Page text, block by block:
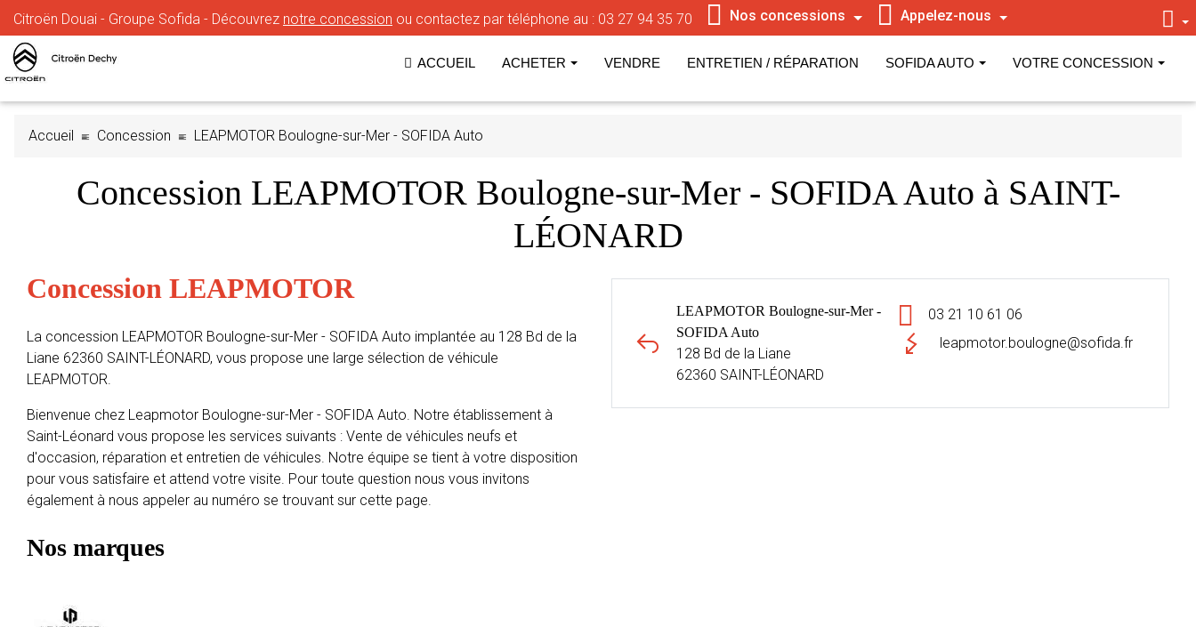
Citroën Douai - Groupe Sofida - Découvrez notre concession ou contactez par téléphone au : 03 27 94 35 70 Nos concessions Appelez-nous
ACCUEIL ACHETER VENDRE ENTRETIEN / RÉPARATION SOFIDA AUTO VOTRE CONCESSION
Accueil Concession LEAPMOTOR Boulogne-sur-Mer - SOFIDA Auto
Concession LEAPMOTOR Boulogne-sur-Mer - SOFIDA Auto à SAINT-
LÉONARD
LEAPMOTOR Boulogne-sur-Mer -
SOFIDA Auto
128 Bd de la Liane
62360 SAINT-LÉONARD
03 21 10 61 06
leapmotor.boulogne@sofida.fr
Concession LEAPMOTOR
La concession LEAPMOTOR Boulogne-sur-Mer - SOFIDA Auto implantée au 128 Bd de la
Liane 62360 SAINT-LÉONARD, vous propose une large sélection de véhicule
LEAPMOTOR.
Bienvenue chez Leapmotor Boulogne-sur-Mer - SOFIDA Auto. Notre établissement à
Saint-Léonard vous propose les services suivants : Vente de véhicules neufs et
d'occasion, réparation et entretien de véhicules. Notre équipe se tient à votre disposition
pour vous satisfaire et attend votre visite. Pour toute question nous vous invitons
également à nous appeler au numéro se trouvant sur cette page.
Nos marques